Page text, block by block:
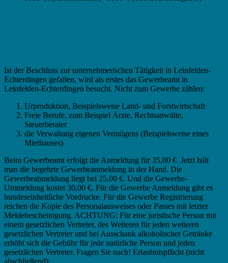
Ist der Beschluss zur unternehmerischen Tätigkeit in Leinfelden-
Echterdingen gefallen, wird als erstes das Gewerbeamt in
Leinfelden-Echterdingen besucht. Nicht zum Gewerbe zählen:
Urproduktion, Beispielsweise Land- und Forstwirtschaft
Freie Berufe, zum Beispiel Ärzte, Rechtsanwälte,
Steuerberater
die Verwaltung eigenen Vermögens (Beispielsweise eines
Miethauses)
Beim Gewerbeamt erfolgt die Anmeldung für 35,00 €. Jetzt hält
man die begehrte Gewerbeanmeldung in der Hand. Die
Gewerbeabmeldung liegt bei 25,00 €. Und die Gewerbe-
Ummeldung kostet 30,00 €. Für die Gewerbe Anmeldung gibt es
bundeseinheitliche Vordrucke. Für die Gewerbe Registrierung
reichen die Kopie des Personalausweises oder Passes mit letzter
Meldebescheinigung. ACHTUNG: Für eine juristische Person mit
einem gesetzlichen Vertreter, des Weiteren für jeden weiteren
gesetzlichen Vertreter und bei Ausschank alkoholischer Getränke
erhöht sich die Gebühr für jede natürliche Person und jeden
gesetzlichen Vertreter. Fragen Sie nach! Erlaubnispflicht (nicht
abschließend):